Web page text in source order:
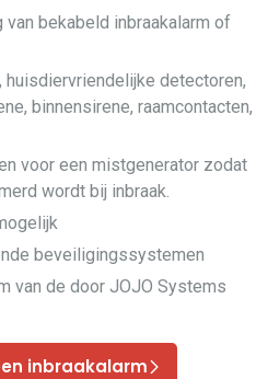
bekabeld inbraakalarm of
huisdiervriendelijke detectoren,
binnensirene, raamcontacten,
voor een mistgenerator zodat
wordt bij inbraak.
beveiligingssystemen
van de door JOJO Systems
inbraakalarm